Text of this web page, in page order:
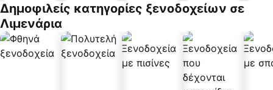
α
Δημοφιλείς κατηγορίες ξενοδοχείων σε
Λιμενάρια